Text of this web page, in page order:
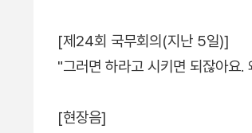
[제24회 국무회의(지난 5일)]
"그러면 하라고 시키면 되잖아요.
[현장음]